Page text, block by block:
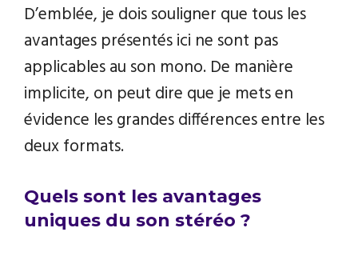
D’emblée, je dois souligner que tous les
avantages présentés ici ne sont pas
applicables au son mono. De manière
implicite, on peut dire que je mets en
évidence les grandes différences entre les
deux formats.
Quels sont les avantages
uniques du son stéréo ?